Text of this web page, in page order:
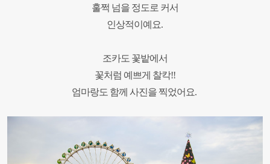
훌쩍 넘을 정도로 커서
인상적이예요.
조카도 꽃밭에서
꽃처럼 예쁘게 찰칵!!
엄마랑도 함께 사진을 찍었어요.